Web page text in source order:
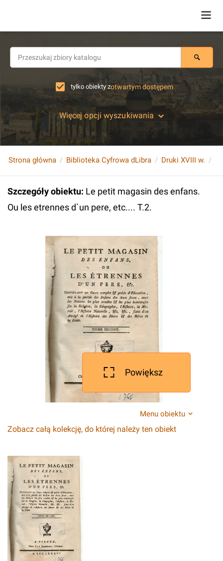
tylko obiekty zotwartym dostępem
Więcej opcji wyszukiwania
Strona główna Biblioteka Cyfrowa dLibra Druki XVIII w.
Szczegóły obiektu: Le petit magasin des enfans.
Ou les etrennes d`un pere, etc.... T.2.
Powiększ
Menu obiektu
Zobacz całą kolekcję, do której należy ten obiekt